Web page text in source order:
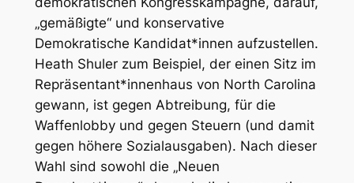
„gemäßigte“ und konservative
Demokratische Kandidat*innen aufzustellen.
Heath Shuler zum Beispiel, der einen Sitz im
Repräsentant*innenhaus von North Carolina
gewann, ist gegen Abtreibung, für die
Waffenlobby und gegen Steuern (und damit
gegen höhere Sozialausgaben). Nach dieser
Wahl sind sowohl die „Neuen